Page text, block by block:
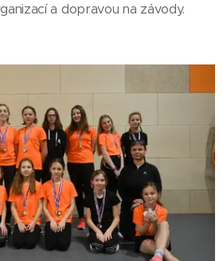
a dopravou na závody.